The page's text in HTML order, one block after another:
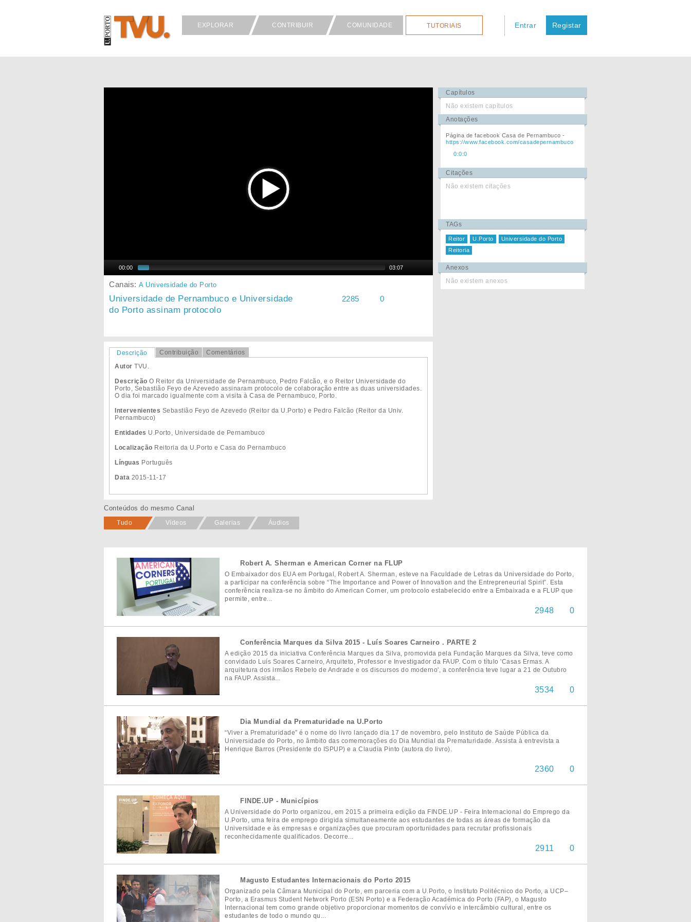
EXPLORAR CONTRIBUIR COMUNIDADE TUTORIAIS Entrar Registar
00:00 03:07
Canais: A Universidade do Porto
Universidade de Pernambuco e Universidade
do Porto assinam protocolo
2285 0
Descrição Contribuição
Comentários
Autor TVU.
Descrição O Reitor da Universidade de Pernambuco, Pedro Falcão, e o Reitor Universidade do
Porto, Sebastião Feyo de Azevedo assinaram protocolo de colaboração entre as duas universidades.
O dia foi marcado igualmente com a visita à Casa de Pernambuco, Porto.
Intervenientes Sebastião Feyo de Azevedo (Reitor da U.Porto) e Pedro Falcão (Reitor da Univ.
Pernambuco)
Entidades U.Porto, Universidade de Pernambuco
Localização Reitoria da U.Porto e Casa do Pernambuco
Línguas Português
Data 2015-11-17
Capítulos
Não existem capítulos
Anotações
Página de facebook Casa de Pernambuco -
https://www.facebook.com/casadepernambuco
0:0:0
Citações
Não existem citações
TAGs
Reitor U.Porto
Universidade do Porto
Reitoria
Anexos
Não existem anexos
Conteúdos do mesmo Canal
Tudo Vídeos Galerias Áudios
Robert A. Sherman e American Corner na FLUP
O Embaixador dos EUA em Portugal, Robert A. Sherman, esteve na Faculdade de Letras da Universidade do Porto,
a participar na conferência sobre “The Importance and Power of Innovation and the Entrepreneurial Spirit”. Esta
conferência realiza-se no âmbito do American Corner, um protocolo estabelecido entre a Embaixada e a FLUP que
permite, entre...
2948 0
Conferência Marques da Silva 2015 - Luís Soares Carneiro . PARTE 2
A edição 2015 da iniciativa Conferência Marques da Silva, promovida pela Fundação Marques da Silva, teve como
convidado Luís Soares Carneiro, Arquiteto, Professor e Investigador da FAUP. Com o título 'Casas Ermas. A
arquitetura dos irmãos Rebelo de Andrade e os discursos do moderno', a conferência teve lugar a 21 de Outubro
na FAUP. Assista...
3534 0
Dia Mundial da Prematuridade na U.Porto
“Viver a Prematuridade” é o nome do livro lançado dia 17 de novembro, pelo Instituto de Saúde Pública da
Universidade do Porto, no âmbito das comemorações do Dia Mundial da Prematuridade. Assista à entrevista a
Henrique Barros (Presidente do ISPUP) e a Claudia Pinto (autora do livro).
2360 0
FINDE.UP - Municípios
A Universidade do Porto organizou, em 2015 a primeira edição da FINDE.UP - Feira Internacional do Emprego da
U.Porto, uma feira de emprego dirigida simultaneamente aos estudantes de todas as áreas de formação da
Universidade e às empresas e organizações que procuram oportunidades para recrutar profissionais
reconhecidamente qualificados. Decorre...
2911 0
Magusto Estudantes Internacionais do Porto 2015
Organizado pela Câmara Municipal do Porto, em parceria com a U.Porto, o Instituto Politécnico do Porto, a UCP–
Porto, a Erasmus Student Network Porto (ESN Porto) e a Federação Académica do Porto (FAP), o Magusto
Internacional tem como grande objetivo proporcionar momentos de convívio e intercâmbio cultural, entre os
estudantes de todo o mundo qu...